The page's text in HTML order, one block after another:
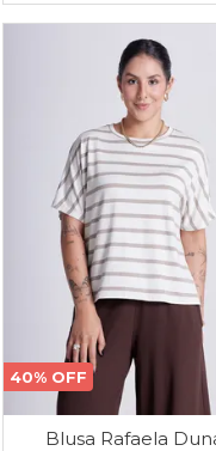
40% OFF
Blusa Rafaela